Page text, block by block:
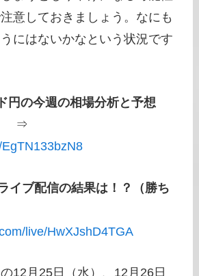
意しておきましょう。なにも
にはないかなという状況です
円の今週の相場分析と予想
⇒
イブ配信の結果は！？（勝ち
live/HwXJshD4TGA
12月25日（水）、12月26日